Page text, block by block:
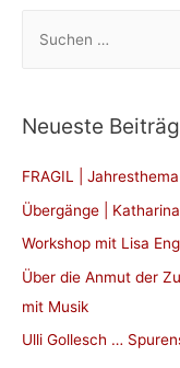
n
n
h
Neueste
FRAGIL |
Übergänge |
Workshop mit Lisa
Über die Anmut der
mit Musik
Ulli Gollesch …